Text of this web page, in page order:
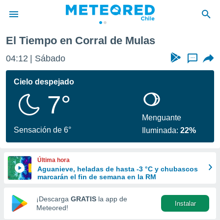
de
por
se
calidad.
a este
las
y
forma
digital
basada
El Tiempo en Corral de Mulas
04:12 Sábado ...
Cielo despejado
7°
Sensación de 6°
Menguante
Iluminada:22%
Última hora
Aguanieve, heladas de hasta -3 °C y chubascos
marcarán el fin de semana en la RM
¡Descarga GRATIS la app de
Meteored!
Instalar